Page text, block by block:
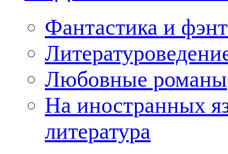
Фантастика и
Любовные романы
На иностранных
литература